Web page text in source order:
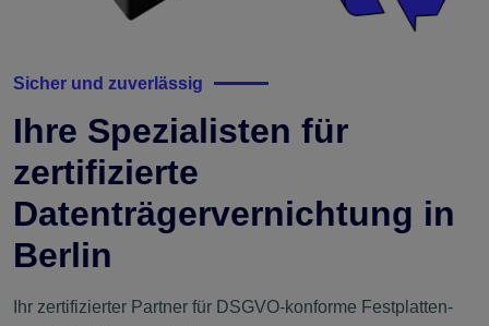
Sicher und zuverlässig
Ihre Spezialisten für
zertifizierte
Datenträgervernichtung in
Berlin
Ihr zertifizierter Partner für DSGVO-konforme Festplatten-